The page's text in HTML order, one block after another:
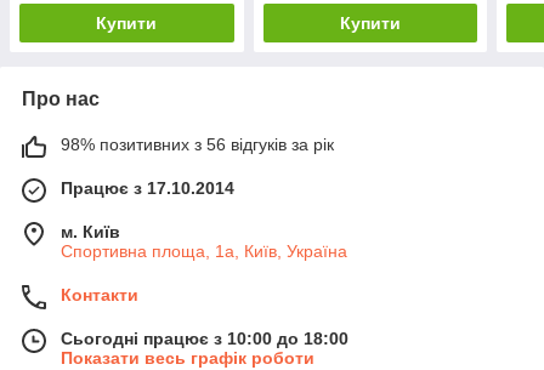
Купити Купити
Про нас
98% позитивних з 56 відгуків за рік
Працює з 17.10.2014
м. Київ
Спортивна площа, 1а, Київ, Україна
Контакти
Сьогодні працює з 10:00 до 18:00
Показати весь графік роботи